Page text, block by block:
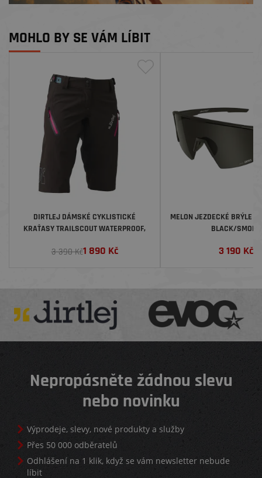
MOHLO BY SE VÁM LÍBIT
DIRTLEJ DÁMSKÉ CYKLISTICKÉ
KRAŤASY TRAILSCOUT WATERPROOF,
3 390 Kč1 890 Kč
MELON JEZDECKÉ BRÝLE
BLACK/SMOKE
3 190 Kč
Nepropásněte žádnou slevu
nebo novinku
Výprodeje, slevy, nové produkty a služby
Přes 50 000 odběratelů
Odhlášení na 1 klik, když se vám newsletter nebude
líbit